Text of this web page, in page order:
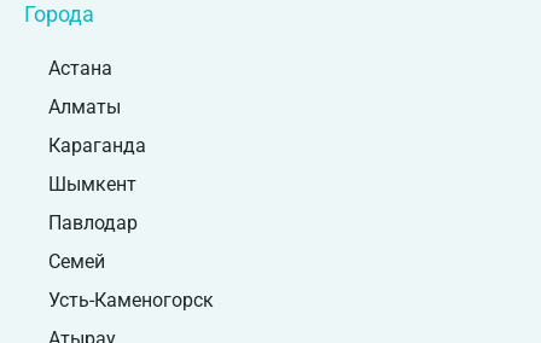
Города
Астана
Алматы
Караганда
Шымкент
Павлодар
Семей
Усть-Каменогорск